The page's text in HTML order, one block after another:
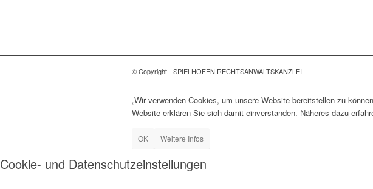
© Copyright - SPIELHOFEN RECHTSANWALTSKANZLEI
„Wir verwenden Cookies, um unsere Website bereitstellen zu
Website erklären Sie sich damit einverstanden. Näheres dazu
OK Weitere Infos
Cookie- und Datenschutzeinstellungen